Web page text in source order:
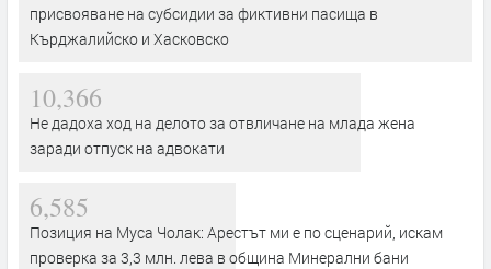
присвояване на субсидии за фиктивни пасища в
Кърджалийско и Хасковско
10,366
Не дадоха ход на делото за отвличане на млада жена
заради отпуск на адвокати
6,585
Позиция на Муса Чолак: Арестът ми е по сценарий, искам
проверка за 3,3 млн. лева в община Минерални бани